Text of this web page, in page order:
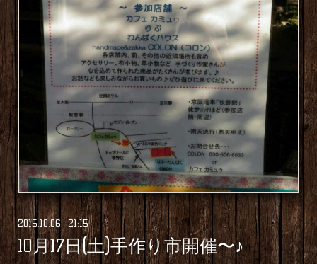
2015.10.06 21:15
10月17日(土)手作り市開催〜♪